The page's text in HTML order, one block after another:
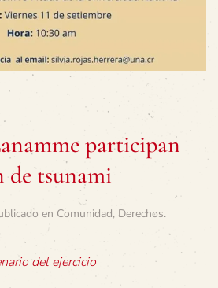
participan
de tsunami
en Comunidad, Derechos.
del ejercicio